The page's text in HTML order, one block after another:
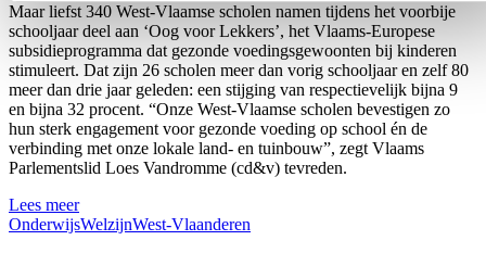
Maar liefst 340 West-Vlaamse scholen namen tijdens het voorbije
schooljaar deel aan ‘Oog voor Lekkers’, het Vlaams-Europese
subsidieprogramma dat gezonde voedingsgewoonten bij kinderen
stimuleert. Dat zijn 26 scholen meer dan vorig schooljaar en zelf 80
meer dan drie jaar geleden: een stijging van respectievelijk bijna 9
en bijna 32 procent. “Onze West-Vlaamse scholen bevestigen zo
hun sterk engagement voor gezonde voeding op school én de
verbinding met onze lokale land- en tuinbouw”, zegt Vlaams
Parlementslid Loes Vandromme (cd&v) tevreden.
Lees meer
OnderwijsWelzijnWest-Vlaanderen